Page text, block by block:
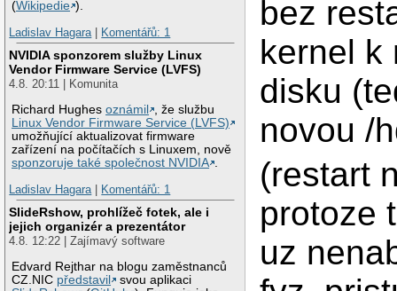
(Wikipedie ).
Ladislav Hagara
Komentářů: 1
NVIDIA sponzorem služby Linux
Vendor Firmware Service (LVFS)
4.8. 20:11 | Komunita
Richard Hughesoznámil
, že službu
Linux Vendor Firmware Service (LVFS)
umožňující aktualizovat firmware
zařízení na počítačích s Linuxem, nově
sponzoruje také společnost NVIDIA .
Ladislav Hagara | Komentářů: 1
SlideRshow, prohlížeč fotek, ale i
jejich organizér a prezentátor
4.8. 12:22 | Zajímavý software
Edvard Rejthar na blogu zaměstnanců
CZ.NIC představil
svou aplikaci
bez
kernel k
disku
novou /
(restart
protoze
uz